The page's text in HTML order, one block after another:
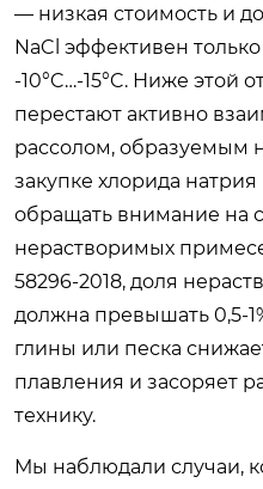
— низкая стоимость и
NaCl эффективен
-10°C…-15°C. Ниже этой
перестают активно
рассолом, образуемым
закупке хлорида
обращать внимание на
нерастворимых
58296-2018, доля
должна превышать 0,5-
глины или песка
плавления и засоряет
технику.
Мы наблюдали случаи,